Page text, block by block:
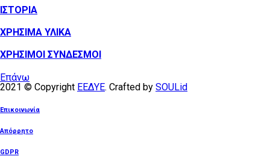
ΙΣΤΟΡΙΑ
ΧΡΗΣΙΜΑ ΥΛΙΚΑ
ΧΡΗΣΙΜΟΙ ΣΥΝΔΕΣΜΟΙ
Επάνω
2021 © Copyright ΕΕΔΥΕ. Crafted by SOULid
Επικοινωνία
Απόρρητο
GDPR